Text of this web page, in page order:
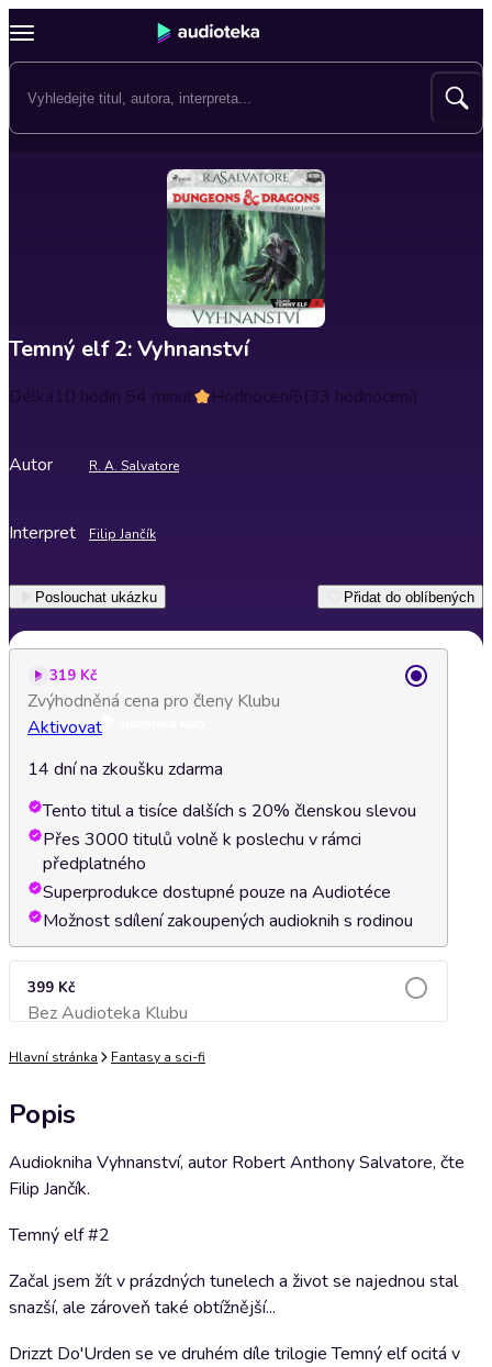
Temný elf 2: Vyhnanství
Délka10 hodin 54 minut Hodnocení5(33 hodnocení)
Autor R. A. Salvatore
Interpret Filip Jančík
Poslouchat ukázku Přidat do oblíbených
319 Kč
Zvýhodněná cena pro členy Klubu
Aktivovat
14 dní na zkoušku zdarma
Tento titul a tisíce dalších s 20% členskou slevou
Přes 3000 titulů volně k poslechu v rámci
předplatného
Superprodukce dostupné pouze na Audiotéce
Možnost sdílení zakoupených audioknih s rodinou
399 Kč
Bez Audioteka KlubuPřidat do košíku
Hlavní stránka Fantasy a sci-fi
Popis
Audiokniha Vyhnanství, autor Robert Anthony Salvatore, čte
Filip Jančík.
Temný elf #2
Začal jsem žít v prázdných tunelech a život se najednou stal
snazší, ale zároveň také obtížnější...
Drizzt Do'Urden se ve druhém díle trilogie Temný elf ocitá v